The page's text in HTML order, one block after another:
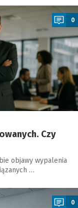
0
Czy
objawy wypalenia
…
0